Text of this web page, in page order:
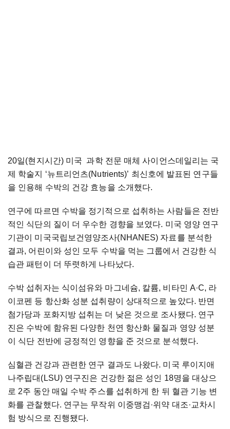
20일(현지시간) 미국 과학 전문 매체 사이언스데일리는 국
제 학술지 ‘뉴트리언츠(Nutrients)’ 최신호에 발표된 연구들
을 인용해 수박의 건강 효능을 소개했다.
연구에 따르면 수박을 정기적으로 섭취하는 사람들은 전반
적인 식단의 질이 더 우수한 경향을 보였다. 미국 영양 연구
기관이 미국국립보건영양조사(NHANES) 자료를 분석한
결과, 어린이와 성인 모두 수박을 먹는 그룹에서 건강한 식
습관 패턴이 더 뚜렷하게 나타났다.
수박 섭취자는 식이섬유와 마그네슘, 칼륨, 비타민 A·C, 라
이코펜 등 항산화 성분 섭취량이 상대적으로 높았다. 반면
첨가당과 포화지방 섭취는 더 낮은 것으로 조사됐다. 연구
진은 수박에 함유된 다양한 천연 항산화 물질과 영양 성분
이 식단 전반에 긍정적인 영향을 준 것으로 분석했다.
심혈관 건강과 관련한 연구 결과도 나왔다. 미국 루이지애
나주립대(LSU) 연구진은 건강한 젊은 성인 18명을 대상으
로 2주 동안 매일 수박 주스를 섭취하게 한 뒤 혈관 기능 변
화를 관찰했다. 연구는 무작위 이중맹검·위약 대조·교차시
험 방식으로 진행됐다.